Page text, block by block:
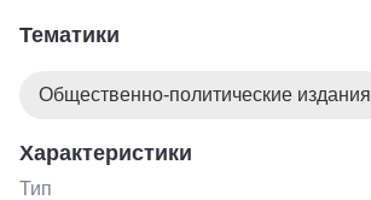
Тематики
Общественно-политические издания
Характеристики
Тип